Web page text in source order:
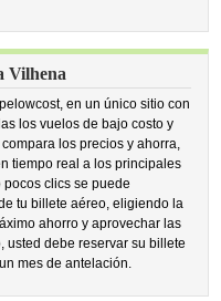
Vilhena
en un único sitio con
los vuelos de bajo costo y
los precios y ahorra,
tiempo real a los principales
clics se puede
tu billete aéreo, eligiendo la
ahorro y aprovechar las
usted debe reservar su billete
mes de antelación.